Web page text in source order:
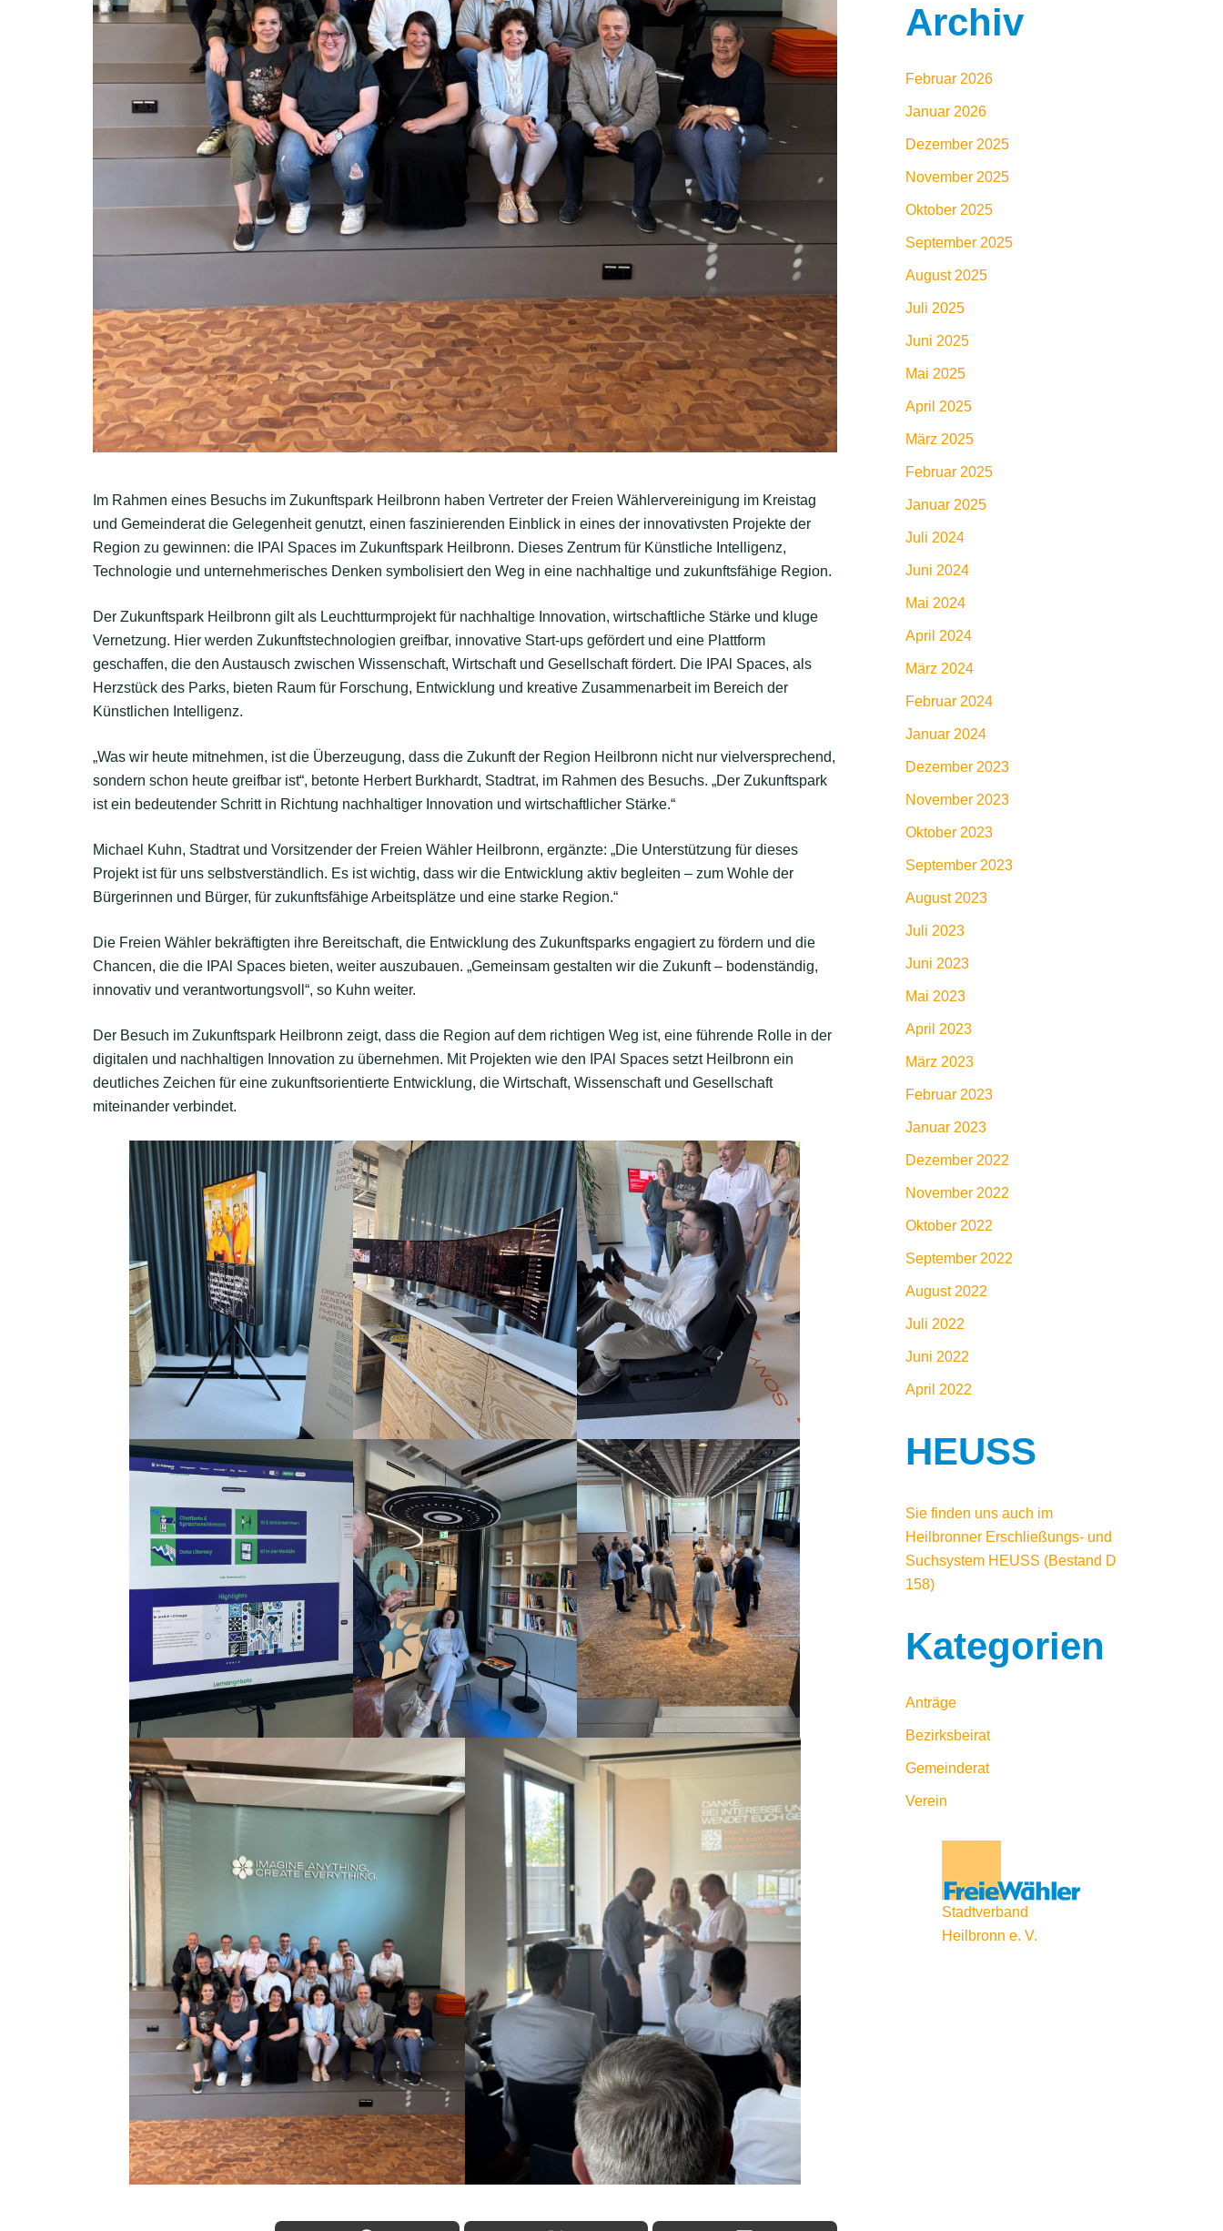
Im Rahmen eines Besuchs im Zukunftspark Heilbronn haben Vertreter der Freien Wählervereinigung im Kreistag
und Gemeinderat die Gelegenheit genutzt, einen faszinierenden Einblick in eines der innovativsten Projekte der
Region zu gewinnen: die IPAl Spaces im Zukunftspark Heilbronn. Dieses Zentrum für Künstliche Intelligenz,
Technologie und unternehmerisches Denken symbolisiert den Weg in eine nachhaltige und zukunftsfähige Region.
Der Zukunftspark Heilbronn gilt als Leuchtturmprojekt für nachhaltige Innovation, wirtschaftliche Stärke und kluge
Vernetzung. Hier werden Zukunftstechnologien greifbar, innovative Start-ups gefördert und eine Plattform
geschaffen, die den Austausch zwischen Wissenschaft, Wirtschaft und Gesellschaft fördert. Die IPAl Spaces, als
Herzstück des Parks, bieten Raum für Forschung, Entwicklung und kreative Zusammenarbeit im Bereich der
Künstlichen Intelligenz.
„Was wir heute mitnehmen, ist die Überzeugung, dass die Zukunft der Region Heilbronn nicht nur vielversprechend,
sondern schon heute greifbar ist“, betonte Herbert Burkhardt, Stadtrat, im Rahmen des Besuchs. „Der Zukunftspark
ist ein bedeutender Schritt in Richtung nachhaltiger Innovation und wirtschaftlicher Stärke.“
Michael Kuhn, Stadtrat und Vorsitzender der Freien Wähler Heilbronn, ergänzte: „Die Unterstützung für dieses
Projekt ist für uns selbstverständlich. Es ist wichtig, dass wir die Entwicklung aktiv begleiten – zum Wohle der
Bürgerinnen und Bürger, für zukunftsfähige Arbeitsplätze und eine starke Region.“
Die Freien Wähler bekräftigten ihre Bereitschaft, die Entwicklung des Zukunftsparks engagiert zu fördern und die
Chancen, die die IPAl Spaces bieten, weiter auszubauen. „Gemeinsam gestalten wir die Zukunft – bodenständig,
innovativ und verantwortungsvoll“, so Kuhn weiter.
Der Besuch im Zukunftspark Heilbronn zeigt, dass die Region auf dem richtigen Weg ist, eine führende Rolle in der
digitalen und nachhaltigen Innovation zu übernehmen. Mit Projekten wie den IPAl Spaces setzt Heilbronn ein
deutliches Zeichen für eine zukunftsorientierte Entwicklung, die Wirtschaft, Wissenschaft und Gesellschaft
miteinander verbindet.
Archiv
Februar 2026
Januar 2026
Dezember 2025
November 2025
Oktober 2025
September 2025
August 2025
Juli 2025
Juni 2025
Mai 2025
April 2025
März 2025
Februar 2025
Januar 2025
Juli 2024
Juni 2024
Mai 2024
April 2024
März 2024
Februar 2024
Januar 2024
Dezember 2023
November 2023
Oktober 2023
September 2023
August 2023
Juli 2023
Juni 2023
Mai 2023
April 2023
März 2023
Februar 2023
Januar 2023
Dezember 2022
November 2022
Oktober 2022
September 2022
August 2022
Juli 2022
Juni 2022
April 2022
HEUSS
Sie finden uns auch im
Heilbronner Erschließungs- und
Suchsystem HEUSS (Bestand D
158)
Kategorien
Anträge
Bezirksbeirat
Gemeinderat
Verein
Stadtverband
Heilbronn e. V.